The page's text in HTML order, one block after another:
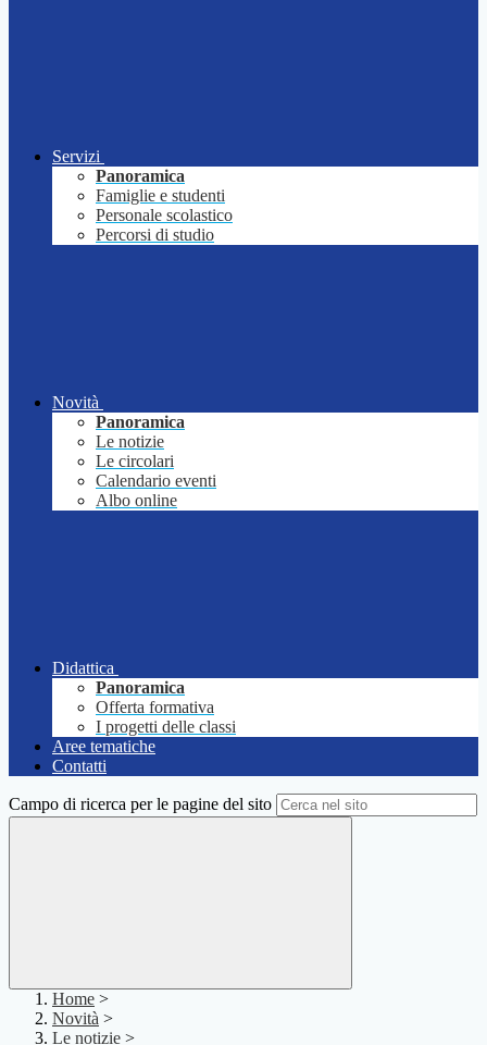
Servizi
Panoramica
Famiglie e studenti
Personale scolastico
Percorsi di studio
Novità
Panoramica
Le notizie
Le circolari
Calendario eventi
Albo online
Didattica
Panoramica
Offerta formativa
I progetti delle classi
Aree tematiche
Contatti
Campo di ricerca per le pagine del sito
Home >
Novità >
Le notizie >